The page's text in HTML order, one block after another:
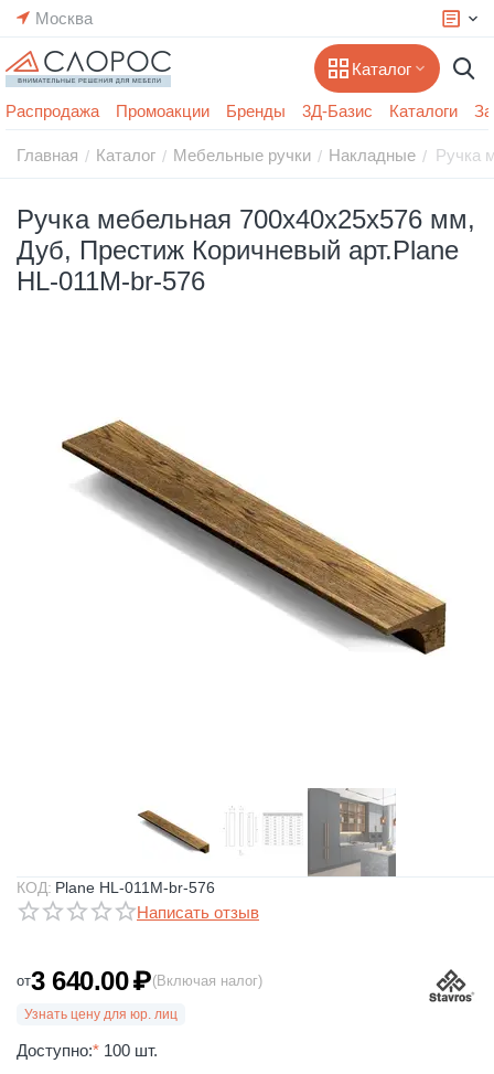
Москва
Каталог
Распродажа Промоакции Бренды 3Д-Базис Каталоги
Главная / Каталог / Мебельные ручки / Накладные / Ручка
Ручка мебельная 700x40x25x576 мм,
Дуб, Престиж Коричневый арт.Plane
HL-011M-br-576
КОД: Plane HL-011M-br-576
Написать отзыв
от3 640.00₽(Включая налог)
Узнать цену для юр. лиц
Доступно:* 100 шт.